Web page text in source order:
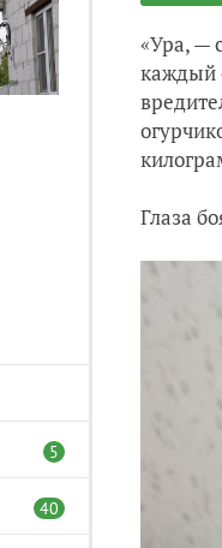
5
40
«Ура, —
каждый
Глаза